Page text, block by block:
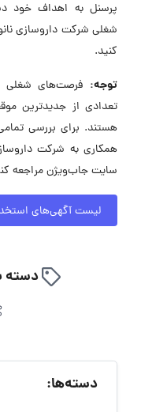
پرسنل به اهداف خود
شغلی شرکت داروسازی
کنید.
توجه: فرصت‌های شغلی
تعدادی از جدیدترین
هستند. برای بررسی
همکاری به شرکت
سایت جاب‌ویژن مراجعه
لیست آگهی‌های
دسته
دسته‌ها: